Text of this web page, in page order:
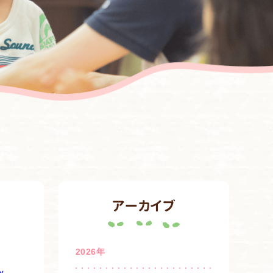
アーカイブ
2026年